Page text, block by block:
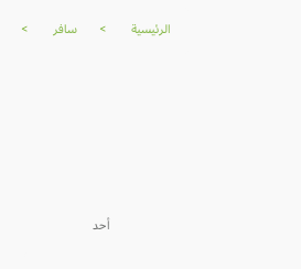
الرئيسية > سافر >
أحد